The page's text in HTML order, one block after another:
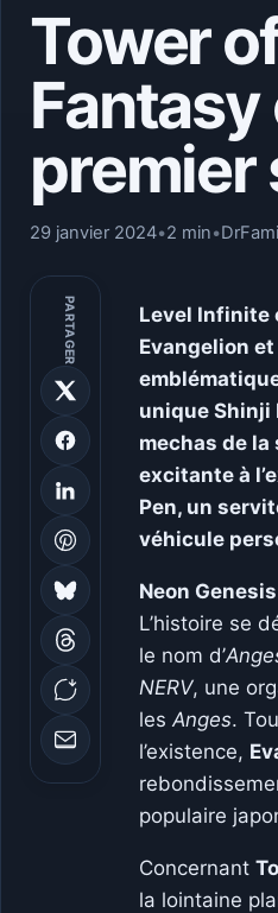
Tower
premier
29 janvier 2024•2 min•
PARTAGER
Level Infinite
Evangelion
unique Shinji
mechas de la
excitante à
Pen, un
véhicule
Neon
L’histoire se
le nom d’
NERV, une
les Anges.
l’existence,
populaire
Concernant
la lointaine